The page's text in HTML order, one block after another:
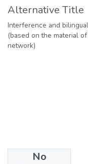
Alternative Title
Interference and
(based on the material
network)
No